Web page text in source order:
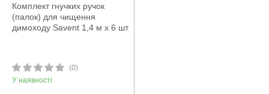
Комплект гнучких ручок
(палок) для чищення
димоходу Savent 1,4 м x 6 шт
(0)
У наявності